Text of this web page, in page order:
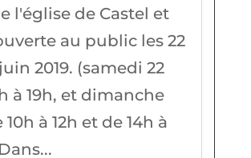
l'église de Castel et
au public les 22
2019. (samedi 22
à 19h, et dimanche
10h à 12h et de 14h à